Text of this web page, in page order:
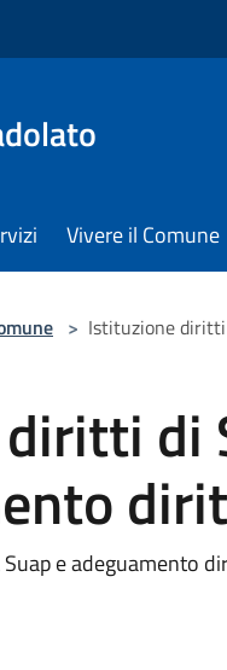
Vivere il Comune
> Istituzione diritti
di
e adeguamento